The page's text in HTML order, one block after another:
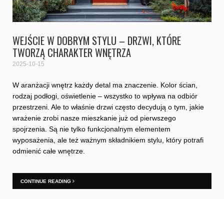
WEJŚCIE W DOBRYM STYLU – DRZWI, KTÓRE
TWORZĄ CHARAKTER WNĘTRZA
2025-10-15
W aranżacji wnętrz każdy detal ma znaczenie. Kolor ścian,
rodzaj podłogi, oświetlenie – wszystko to wpływa na odbiór
przestrzeni. Ale to właśnie drzwi często decydują o tym, jakie
wrażenie zrobi nasze mieszkanie już od pierwszego
spojrzenia. Są nie tylko funkcjonalnym elementem
wyposażenia, ale też ważnym składnikiem stylu, który potrafi
odmienić całe wnętrze.
CONTINUE READING